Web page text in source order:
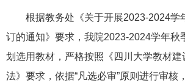
根据教务处《关于开展2023-2024学
订的通知》要求，我院2023-2024学年秋
划选用教材，严格按照《四川大学教材
法》要求，依据“凡选必审”原则进行审核